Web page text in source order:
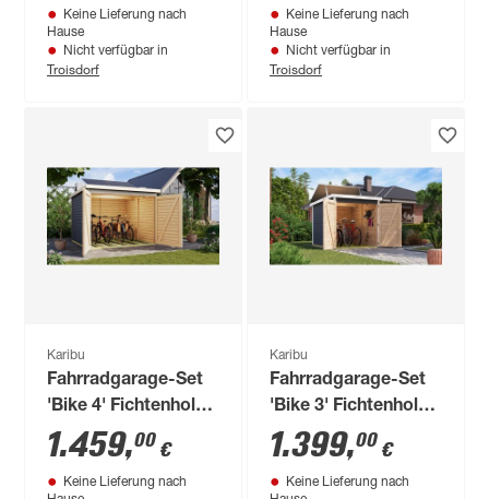
Keine Lieferung nach
Hause
Nicht verfügbar in
Troisdorf
Keine Lieferung nach
Hause
Nicht verfügbar in
Troisdorf
Karibu
Fahrradgarage-Set
'Bike 4' Fichtenholz
terragrau mit
Solarkit 212,5 x 167
x 216,5 cm
1.459,00 €
Keine Lieferung nach
Karibu
Fahrradgarage-Set
'Bike 3' Fichtenholz
terragrau mit
Solarkit 162,5 x 167
x 216,5 cm
1.399,00 €
Keine Lieferung nach